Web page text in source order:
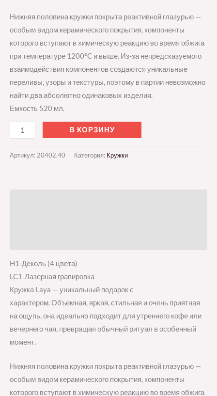
Нижняя половина кружки покрыта реактивной глазурью —
особым видом керамического покрытия, компоненты
которого вступают в химическую реакцию во время обжига
при температуре 1200°C и выше. Из-за непредсказуемого
взаимодействия компонентов создаются уникальные
переливы, узоры и текстуры, поэтому в партии невозможно
найти два абсолютно одинаковых изделия.
Емкость 520 мл.
В КОРЗИНУ
Артикул:20402.40 Категория: Кружки
H1-Деколь (4 цвета)
LC1-Лазерная гравировка
Кружка Laya — уникальный подарок с
характером. Объемная, яркая, стильная и очень приятная
на ощупь, она идеально подходит для утреннего кофе или
вечернего чая, превращая обычный ритуал в особенный
момент.
Нижняя половина кружки покрыта реактивной глазурью —
особым видом керамического покрытия, компоненты
которого вступают в химическую реакцию во время обжига